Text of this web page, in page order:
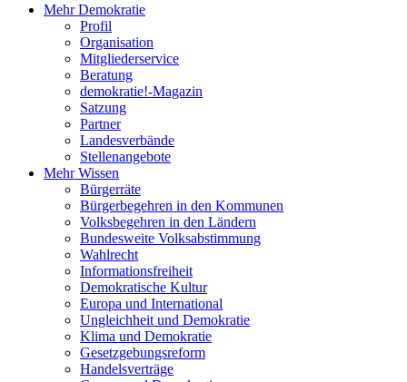
Mehr Demokratie
Profil
Organisation
Mitgliederservice
Beratung
demokratie!-Magazin
Satzung
Partner
Landesverbände
Stellenangebote
Mehr Wissen
Bürgerräte
Bürgerbegehren in den Kommunen
Volksbegehren in den Ländern
Bundesweite Volksabstimmung
Wahlrecht
Informationsfreiheit
Demokratische Kultur
Europa und International
Ungleichheit und Demokratie
Klima und Demokratie
Gesetzgebungsreform
Handelsverträge